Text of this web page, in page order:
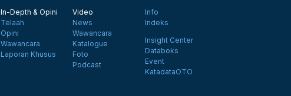
In-Depth & Opini
Telaah
Opini
Wawancara
Laporan Khusus
Video
News
Wawancara
Katalogue
Foto
Podcast
Info
Indeks
Insight Center
Databoks
Event
KatadataOTO